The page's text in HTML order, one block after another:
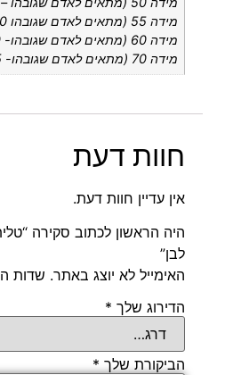
מידה 70 (מתאים לאדם שגובהו- 195 ס"מ – 180 ס"מ)
חוות דעת
אין עדיין חוות דעת.
היה הראשון לכתוב סקירה
לבן”
האימייל לא יוצג באתר. שדות
הדירוג שלך *
הביקורת שלך *